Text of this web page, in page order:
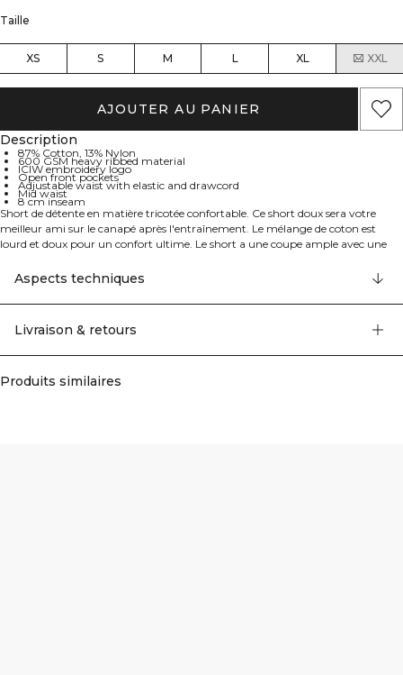
Taille
XS S M L XL XXL
AJOUTER AU PANIER
Description
87% Cotton, 13% Nylon
600 GSM heavy ribbed material
ICIW embroidery logo
Open front pockets
Adjustable waist with elastic and drawcord
Mid waist
8 cm inseam
Short de détente en matière tricotée confortable. Ce short doux sera votre
meilleur ami sur le canapé après l'entraînement. Le mélange de coton est
lourd et doux pour un confort ultime. Le short a une coupe ample avec une
vêtement plié à l'horizontale pour qu'il garde sa forme. 87% Coton, 13% Nylon.
Aspects techniques
Livraison & retours
Produits similaires